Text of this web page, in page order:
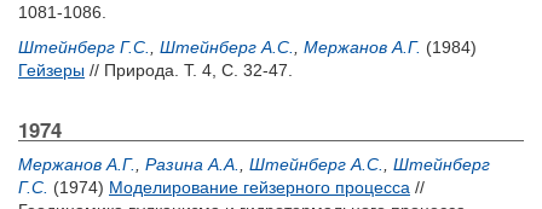
1081-1086.
Штейнберг Г.С.
Штейнберг А.С. Мержанов А.Г. (1984)
Гейзеры // Природа. Т. 4, С. 32-47.
1974
Мержанов А.Г. Разина А.А. Штейнберг А.С.
Штейнберг
Г.С. (1974) Моделирование гейзерного процесса //